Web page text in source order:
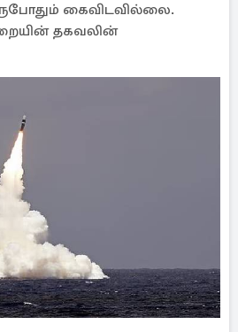
கைவிடவில்லை.
தகவலின்